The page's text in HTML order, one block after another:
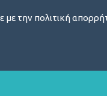
την πολιτική